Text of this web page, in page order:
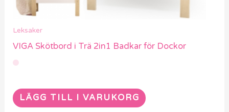
Leksaker
VIGA Skötbord i Trä 2in1 Badkar för Dockor
LÄGG TILL I VARUKORG